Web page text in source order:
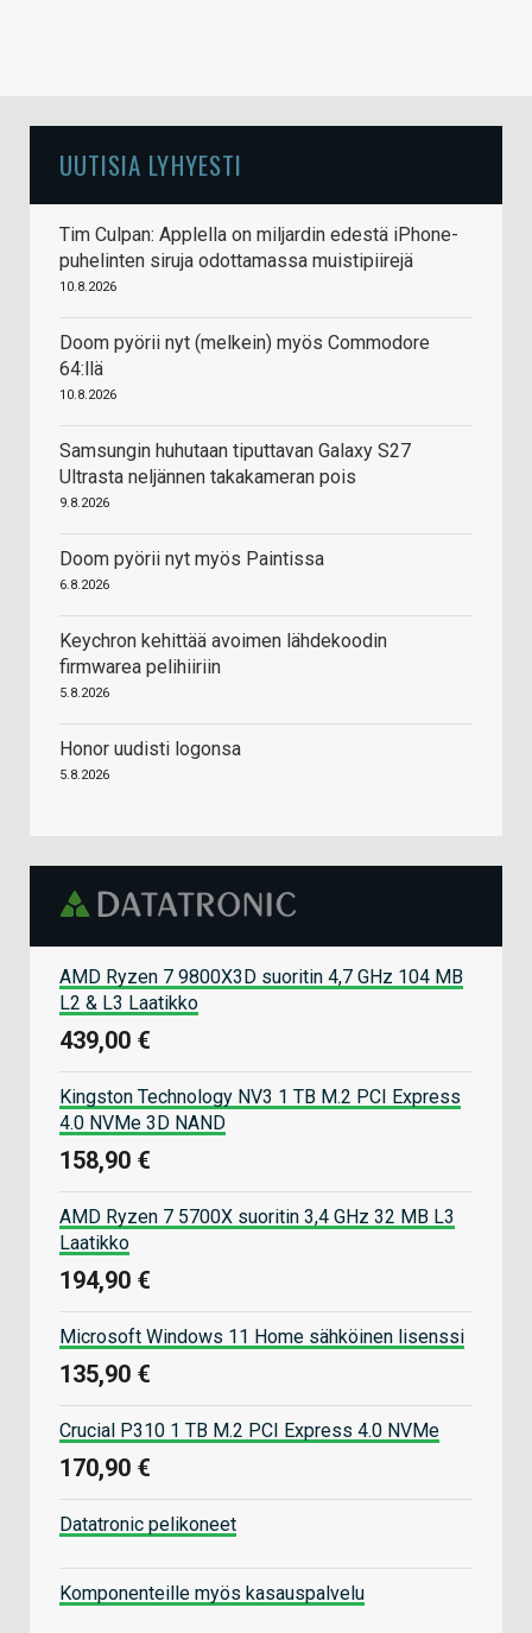
UUTISIA LYHYESTI
Tim Culpan: Applella on miljardin edestä iPhone-
puhelinten siruja odottamassa muistipiirejä
10.8.2026
Doom pyörii nyt (melkein) myös Commodore
64:llä
10.8.2026
Samsungin huhutaan tiputtavan Galaxy S27
Ultrasta neljännen takakameran pois
9.8.2026
Doom pyörii nyt myös Paintissa
6.8.2026
Keychron kehittää avoimen lähdekoodin
firmwarea pelihiiriin
5.8.2026
Honor uudisti logonsa
5.8.2026
AMD Ryzen 7 9800X3D suoritin 4,7 GHz 104 MB
L2 & L3 Laatikko
439,00 €
Kingston Technology NV3 1 TB M.2 PCI Express
4.0 NVMe 3D NAND
158,90 €
AMD Ryzen 7 5700X suoritin 3,4 GHz 32 MB L3
Laatikko
194,90 €
Microsoft Windows 11 Home sähköinen lisenssi
135,90 €
Crucial P310 1 TB M.2 PCI Express 4.0 NVMe
170,90 €
Datatronic pelikoneet
Komponenteille myös kasauspalvelu